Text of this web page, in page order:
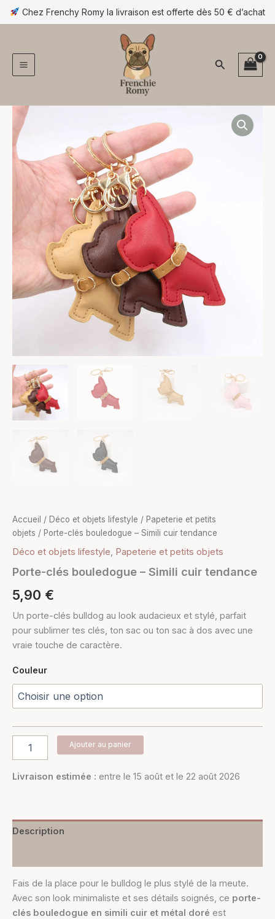
Aller
au
Chez Frenchy Romy la livraison est offerte dès 50 € d’achat
Rechercher
Accueil / Déco et objets lifestyle / Papeterie et petits
objets / Porte-clés bouledogue – Simili cuir tendance
Déco et objets lifestyle, Papeterie et petits objets
Porte-clés bouledogue – Simili cuir tendance
5,90 €
Un porte-clés bulldog au look audacieux et stylé, parfait
pour sublimer tes clés, ton sac ou ton sac à dos avec une
vraie touche de caractère.
Couleur
quantité
Porte-
clés
bouledogue
tendance
Ajouter au panier
Livraison estimée : entre le 15 août et le 22 août 2026
Description
Fais de la place pour le bulldog le plus stylé de la meute.
Avec son look minimaliste et ses détails soignés, ce porte-
clés bouledogue en simili cuir et métal doré est